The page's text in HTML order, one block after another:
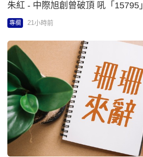
朱紅 - 中際旭創曾破頂 吼「15795
專欄 21小時前